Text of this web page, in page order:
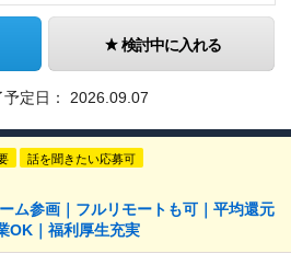
検討中に入れる
定日： 2026.09.07
話を聞きたい応募可
ム参画｜フルリモートも可｜平均還元
OK｜福利厚生充実